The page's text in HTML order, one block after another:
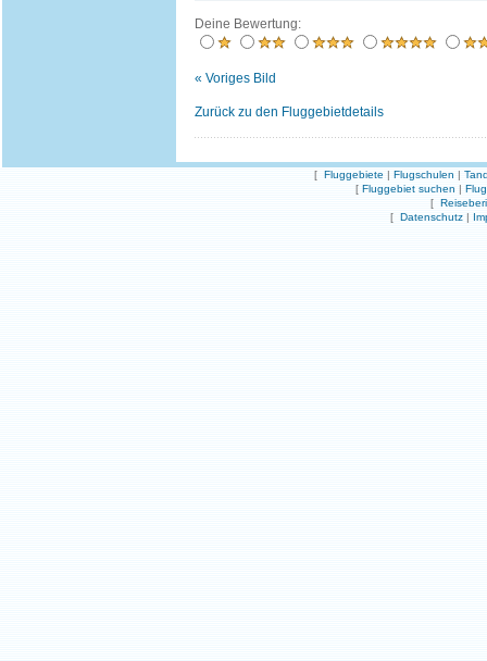
Deine Bewertung:
« Voriges Bild
Zurück zu den Fluggebietdetails
[ Fluggebiete | Flugschulen |
[ Fluggebiet suchen |
[
[ Datenschutz |